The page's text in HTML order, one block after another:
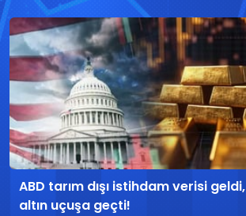
ABD tarım dışı istihdam verisi geldi,
altın uçuşa geçti!